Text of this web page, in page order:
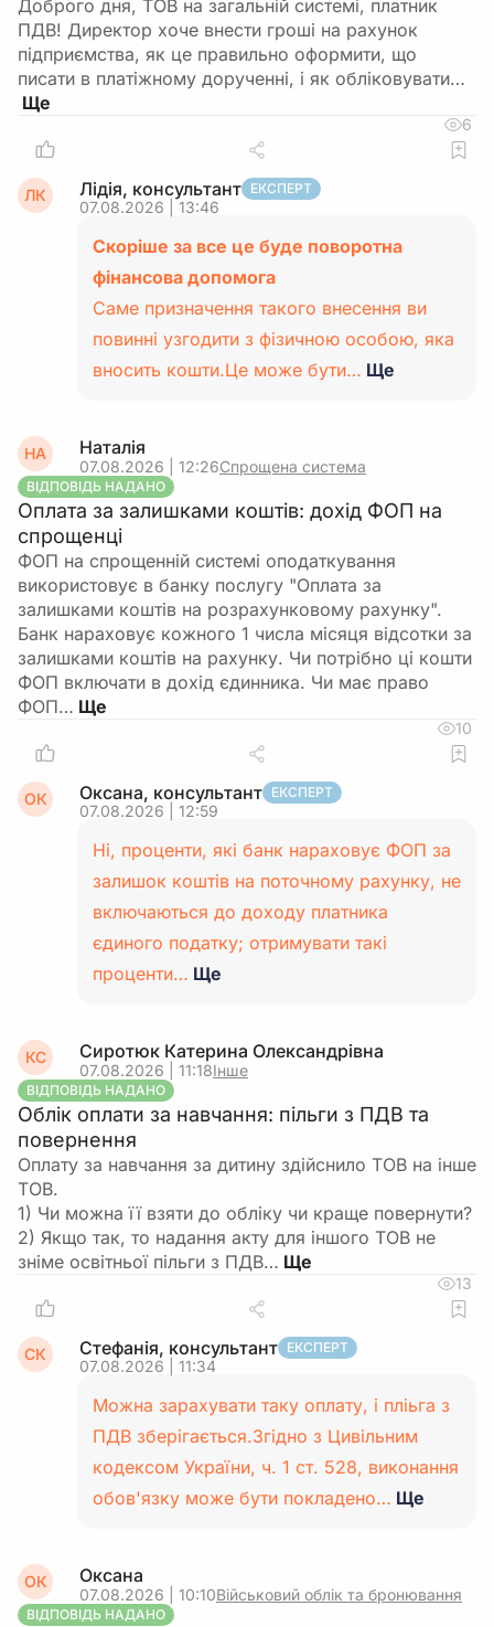
Доброго дня, ТОВ на загальній системі, платник
ПДВ! Директор хоче внести гроші на рахунок
підприємства, як це правильно оформити, що
писати в платіжному дорученні, і як обліковувати…
6
ЛК Лідія, консультант ЕКСПЕРТ
07.08.2026 | 13:46
Скоріше за все це буде поворотна
фінансова допомога
Саме призначення такого внесення ви
повинні узгодити з фізичною особою, яка
вносить кошти.Це може бути… Ще
НА Наталія
07.08.2026 | 12:26Спрощена система
ВІДПОВІДЬ НАДАНО
Оплата за залишками коштів: дохід ФОП на
спрощенці
ФОП на спрощенній системі оподаткування
використовує в банку послугу "Оплата за
залишками коштів на розрахунковому рахунку".
Банк нараховує кожного 1 числа місяця відсотки за
залишками коштів на рахунку. Чи потрібно ці кошти
ФОП включати в дохід єдинника. Чи має право
ФОП…
10
ОК Оксана, консультант ЕКСПЕРТ
07.08.2026 | 12:59
Ні, проценти, які банк нараховує ФОП за
залишок коштів на поточному рахунку, не
включаються до доходу платника
єдиного податку; отримувати такі
проценти… Ще
КС Сиротюк Катерина Олександрівна
07.08.2026 | 11:18Інше
ВІДПОВІДЬ НАДАНО
Облік оплати за навчання: пільги з ПДВ та
повернення
Оплату за навчання за дитину здійснило ТОВ на інше
ТОВ.
1) Чи можна її взяти до обліку чи краще повернути?
2) Якщо так, то надання акту для іншого ТОВ не
зніме освітньої пільги з ПДВ…
13
СК Стефанія, консультант ЕКСПЕРТ
07.08.2026 | 11:34
Можна зарахувати таку оплату, і пліьга з
ПДВ зберігається.Згідно з Цивільним
кодексом України, ч. 1 ст. 528, виконання
обов'язку може бути покладено… Ще
ОК Оксана
07.08.2026 | 10:10Військовий облік та бронювання
ВІДПОВІДЬ НАДАНО